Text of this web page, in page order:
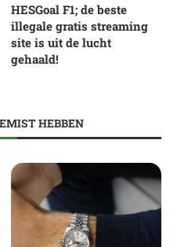
HESGoal F1; de beste
illegale gratis streaming
site is uit de lucht
gehaald!
HEBBEN